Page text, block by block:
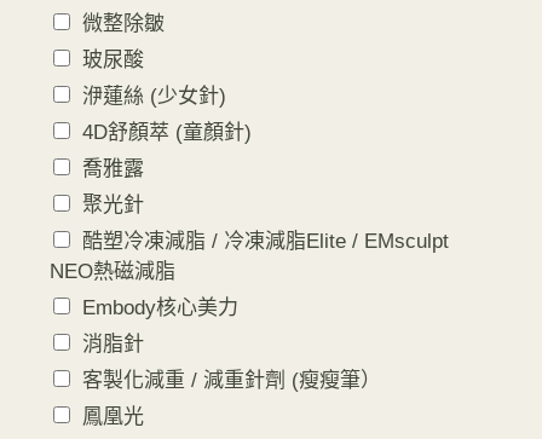
微整除皺
玻尿酸
洢蓮絲 (少女針)
4D舒顏萃 (童顏針)
喬雅露
聚光針
酷塑冷凍減脂 / 冷凍減脂Elite / EMsculpt
NEO熱磁減脂
Embody核心美力
消脂針
客製化減重 / 減重針劑 (瘦瘦筆）
鳳凰光